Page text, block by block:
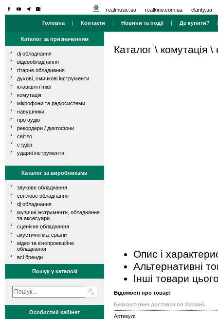
realmusic.ua realkino.com.ua clarity.ua
Головна | Контакти | Новини та події| Де купити?
Каталог за призначенням
dj обладнання
відеообладнання
гітарне обладнання
духові, смичкові інструменти
клавішні і midi
комутація
мікрофони та радіосистеми
навушники
про аудіо
рекордери / диктофони
світло
студія
ударні інструменти
Каталог за виробниками
звукове обладнання
світлове обладнання
dj обладнання
музичні інструменти, обладнання
та аксесуари
сценічне обладнання
акустичні матеріали
відео та кінопроекційне
обладнання
всі бренди
Пошук у каталозі
Особистий кабінет
Каталог \ комутація \
Опис і
Альтернативні
Інші товари
Відомості про товар:
Безкоштовна доставка по Україні.
Артикул: